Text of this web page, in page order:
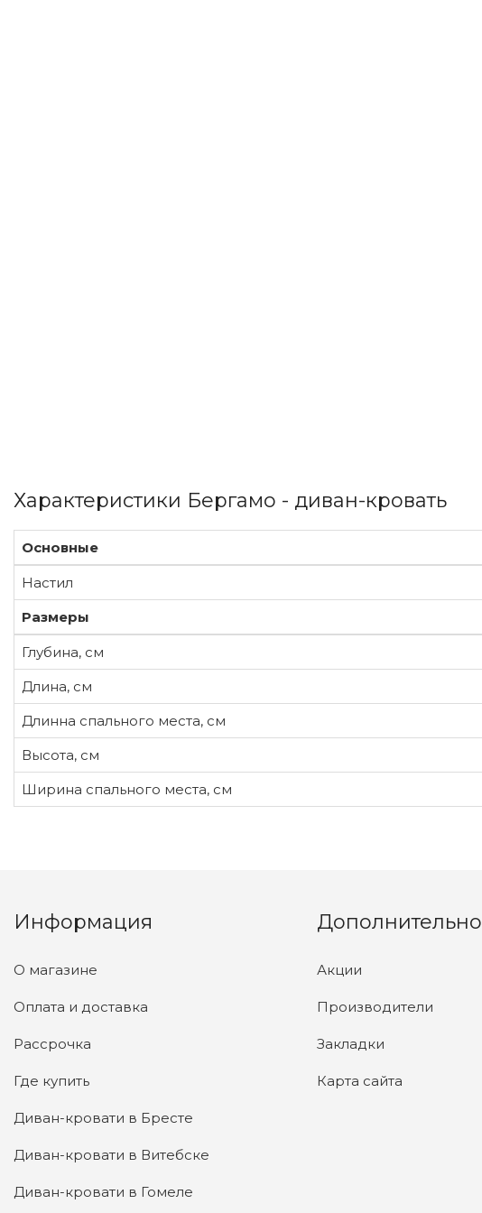
Характеристики Бергамо - диван-кровать
Основные
Настил
Размеры
Глубина, см
Длина, см
Длинна спального места, см
Высота, см
Ширина спального места, см
Информация
О магазине
Оплата и доставка
Рассрочка
Где купить
Диван-кровати в Бресте
Диван-кровати в Витебске
Диван-кровати в Гомеле
Дополнительно
Акции
Производители
Закладки
Карта сайта